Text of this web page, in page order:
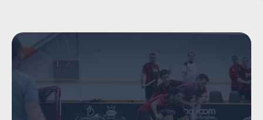
mailto:innebandy@idrott.ax